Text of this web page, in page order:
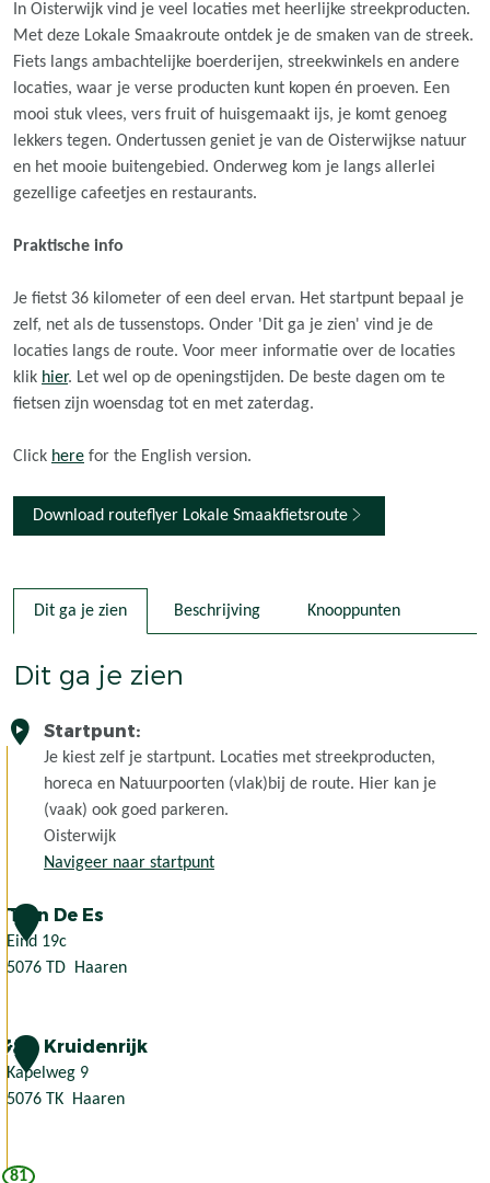
e
z
e
p
a
g
i
n
o
F
a
c
e
b
o
e
z
e
p
a
g
i
n
o
X
e
z
e
p
a
g
i
n
o
e
-
m
a
i
e
z
e
p
a
g
i
n
W
h
a
t
s
p
In Oisterwijk vind je veel locaties met heerlijke streekproducten.
Met deze Lokale Smaakroute ontdek je de smaken van de streek.
Fiets langs ambachtelijke boerderijen, streekwinkels en andere
locaties, waar je verse producten kunt kopen én proeven. Een
mooi stuk vlees, vers fruit of huisgemaakt ijs, je komt genoeg
lekkers tegen. Ondertussen geniet je van de Oisterwijkse natuur
en het mooie buitengebied. Onderweg kom je langs allerlei
gezellige cafeetjes en restaurants.
Praktische info
Je fietst 36 kilometer of een deel ervan. Het startpunt bepaal je
zelf, net als de tussenstops. Onder 'Dit ga je zien' vind je de
locaties langs de route. Voor meer informatie over de locaties
klik hier. Let wel op de openingstijden. De beste dagen om te
fietsen zijn woensdag tot en met zaterdag.
Click here for the English version.
Download routeflyer Lokale Smaakfietsroute
Dit ga je zien Beschrijving Knooppunten
Dit ga je zien
Startpunt:
Je kiest zelf je startpunt. Locaties met streekproducten,
horeca en Natuurpoorten (vlak)bij de route. Hier kan je
(vaak) ook goed parkeren.
Oisterwijk
Navigeer naar startpunt
1
Tuin De Es
Eind 19c
5076 TD
Haaren
i
n
D
s
2
Het Kruidenrijk
Kapelweg 9
5076 TK
Haaren
t81